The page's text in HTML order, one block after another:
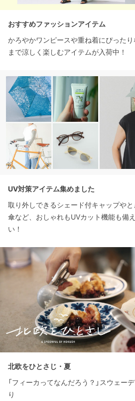
おすすめファッションアイテム
かろやかワンピースや重ね着にぴった
まで涼しく楽しむアイテムが入荷中！
UV対策アイテム集めました
取り外しできるシェード付キャップや
傘など、おしゃれもUVカット機能も備
い！
北欧をひとさじ・夏
「フィーカってなんだろう？」スウェー
り